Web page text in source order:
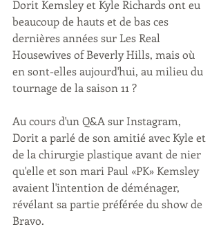
Dorit Kemsley et Kyle Richards ont eu
beaucoup de hauts et de bas ces
dernières années sur Les Real
Housewives of Beverly Hills, mais où
en sont-elles aujourd'hui, au milieu du
tournage de la saison 11 ?
Au cours d'un Q&A sur Instagram,
Dorit a parlé de son amitié avec Kyle et
de la chirurgie plastique avant de nier
qu'elle et son mari Paul «PK» Kemsley
avaient l'intention de déménager,
révélant sa partie préférée du show de
Bravo.